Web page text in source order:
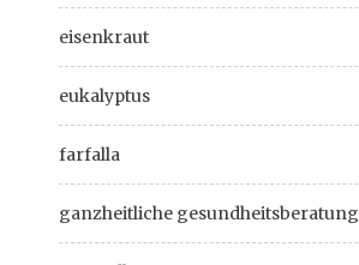
eisenkraut
eukalyptus
farfalla
ganzheitliche gesundheitsberatung